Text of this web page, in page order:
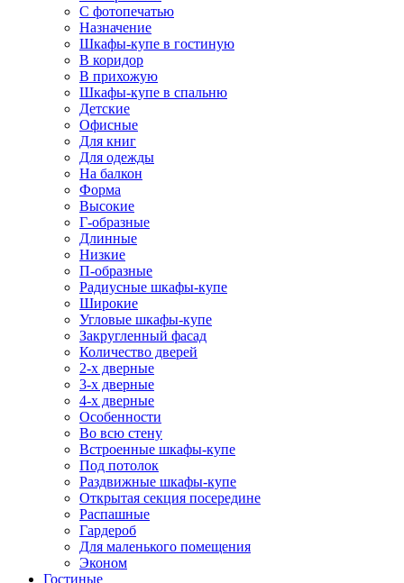
С фотопечатью
Назначение
Шкафы-купе в гостиную
В коридор
В прихожую
Шкафы-купе в спальню
Детские
Офисные
Для книг
Для одежды
На балкон
Форма
Высокие
Г-образные
Длинные
Низкие
П-образные
Радиусные шкафы-купе
Широкие
Угловые шкафы-купе
Закругленный фасад
Количество дверей
2-х дверные
3-х дверные
4-х дверные
Особенности
Во всю стену
Встроенные шкафы-купе
Под потолок
Раздвижные шкафы-купе
Открытая секция посередине
Распашные
Гардероб
Для маленького помещения
Эконом
Гостиные